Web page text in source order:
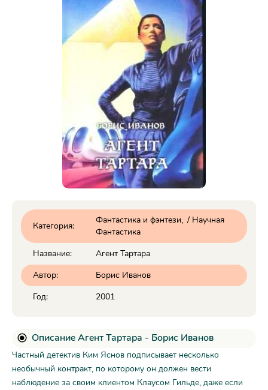
Категория:
Фантастика и фэнтези / Научная
Фантастика
Название:
Агент Тартара
Автор:
Борис Иванов
Год:
2001
Описание Агент Тартара - Борис Иванов
Частный детектив Ким Яснов подписывает несколько
необычный контракт, по которому он должен вести
наблюдение за своим клиентом Клаусом Гильде, даже если